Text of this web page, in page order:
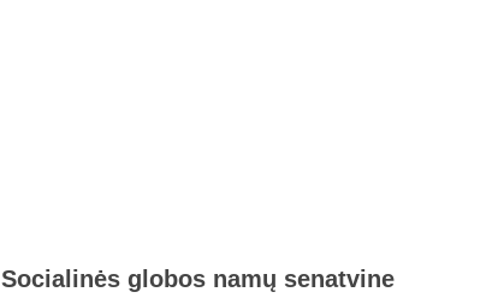
Socialinės globos namų senatvine